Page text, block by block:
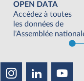
OPEN DATA
Accédez à toutes
les données de
l'Assemblée